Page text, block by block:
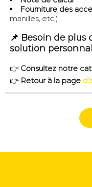
Fourniture des
manilles, etc.)
📌 Besoin de plus
solution
👉 Consultez notre
👉 Retour à la page